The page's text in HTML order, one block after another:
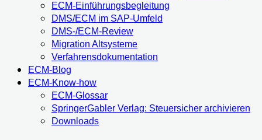
ECM-Einführungsbegleitung
DMS/ECM im SAP-Umfeld
DMS-/ECM-Review
Migration Altsysteme
Verfahrensdokumentation
ECM-Blog
ECM-Know-how
ECM-Glossar
SpringerGabler Verlag: Steuersicher archivieren
Downloads